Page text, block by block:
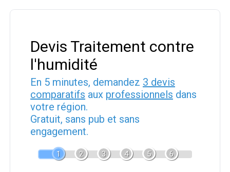
Devis Traitement contre
l'humidité
En 5 minutes, demandez 3 devis
comparatifs aux professionnels dans
votre région.
Gratuit, sans pub et sans
engagement.
1 2 3 4 5 6